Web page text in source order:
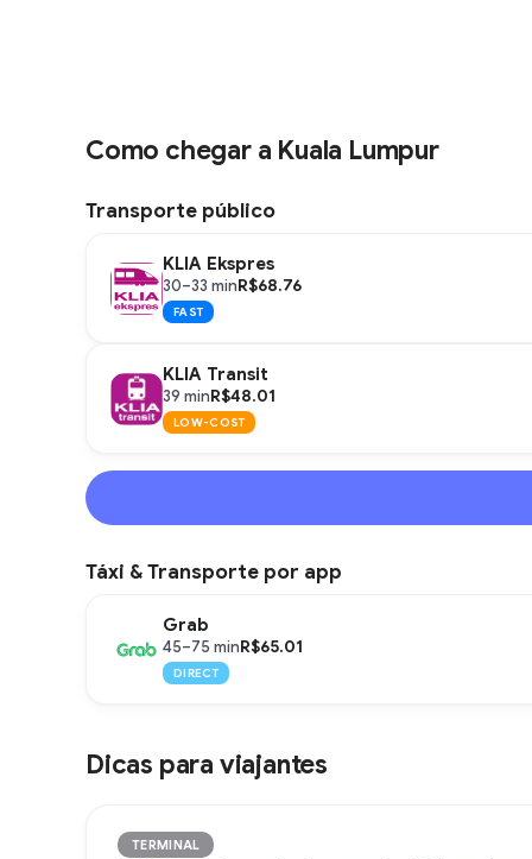
Como chegar a Kuala Lumpur
Transporte público
KLIA Ekspres
30–33 minR$68.76
FAST
KLIA Transit
39 minR$48.01
LOW-COST
Táxi & Transporte por app
Grab
45–75 minR$65.01
DIRECT
Dicas para viajantes
TERMINAL